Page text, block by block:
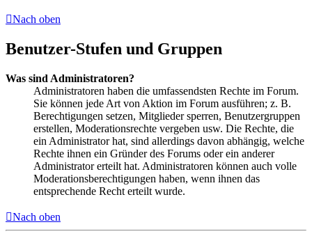
Nach oben
Benutzer-Stufen und Gruppen
Was sind Administratoren?
Administratoren haben die umfassendsten Rechte im Forum.
Sie können jede Art von Aktion im Forum ausführen; z. B.
Berechtigungen setzen, Mitglieder sperren, Benutzergruppen
erstellen, Moderationsrechte vergeben usw. Die Rechte, die
ein Administrator hat, sind allerdings davon abhängig, welche
Rechte ihnen ein Gründer des Forums oder ein anderer
Administrator erteilt hat. Administratoren können auch volle
Moderationsberechtigungen haben, wenn ihnen das
entsprechende Recht erteilt wurde.
Nach oben